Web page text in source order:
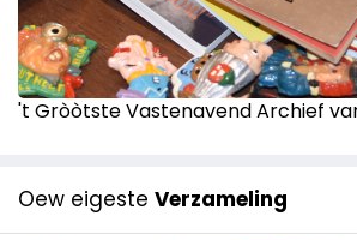
't Gròòtste Vastenavend Archief
Oew eigeste Verzameling